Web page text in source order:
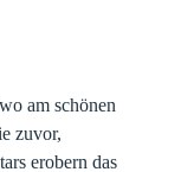
am schönen
zuvor,
erobern das